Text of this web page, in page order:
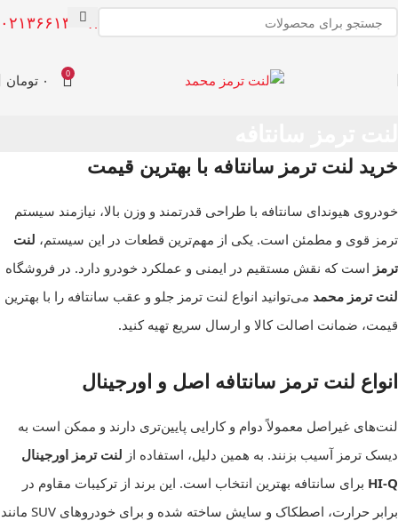
۰۲۱۳۶۶۱۳۰۰۸
0 ۰ تومان
خرید لنت ترمز سانتافه با بهترین قیمت
خودروی هیوندای سانتافه با طراحی قدرتمند و وزن بالا، نیازمند سیستم
ترمز قوی و مطمئن است. یکی از مهم‌ترین قطعات در این سیستم، لنت
ترمز است که نقش مستقیم در ایمنی و عملکرد خودرو دارد. در فروشگاه
لنت ترمز محمد می‌توانید انواع لنت ترمز جلو و عقب سانتافه را با بهترین
قیمت، ضمانت اصالت کالا و ارسال سریع تهیه کنید.
انواع لنت ترمز سانتافه اصل و اورجینال
لنت‌های غیراصل معمولاً دوام و کارایی پایین‌تری دارند و ممکن است به
دیسک ترمز آسیب بزنند. به همین دلیل، استفاده از لنت ترمز اورجینال
HI-Q برای سانتافه بهترین انتخاب است. این برند از ترکیبات مقاوم در
برابر حرارت، اصطکاک و سایش ساخته شده و برای خودروهای SUV مانند